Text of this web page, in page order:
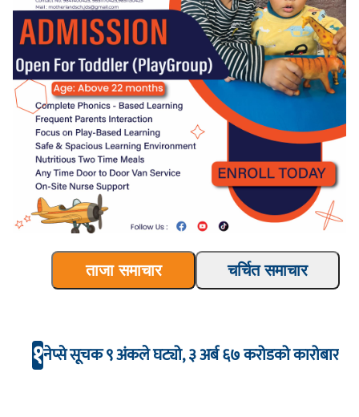
ताजा समाचार चर्चित समाचार
१नेप्से सूचक ९ अंकले घट्यो, ३ अर्ब ६७ करोडको कारोबार